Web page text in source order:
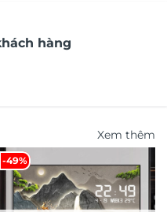
hàng
Xem thêm
-49%